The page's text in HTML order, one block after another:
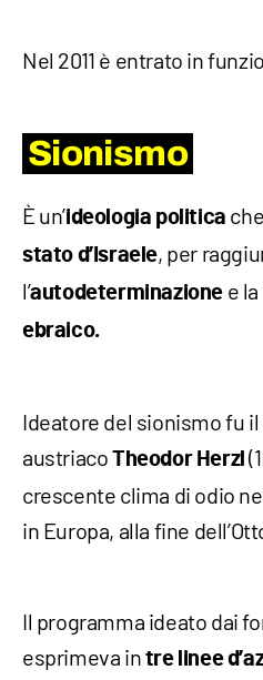
Nel 2011 è entrato in
Sionismo
È un’ideologia politica
stato d’Israele, per
l’autodeterminazione e
ebraico.
Ideatore del sionismo fu
austriaco Theodor Herzl
crescente clima di odio
in Europa, alla fine
Il programma ideato dai
esprimeva in tre linee